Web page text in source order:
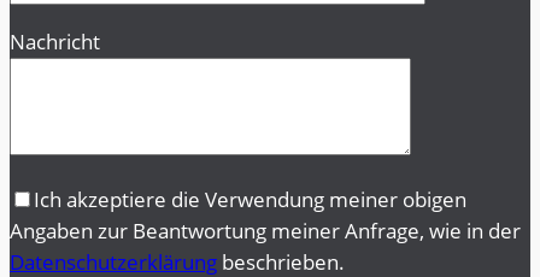
Nachricht
Bitte lasse dieses Feld leer.
Bitte lasse dieses Feld leer.
Ich akzeptiere die Verwendung meiner obigen
Angaben zur Beantwortung meiner Anfrage, wie in der
Datenschutzerklärung beschrieben.